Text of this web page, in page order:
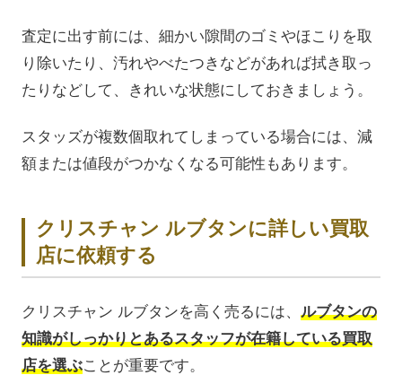
査定に出す前には、細かい隙間のゴミやほこりを取
り除いたり、汚れやべたつきなどがあれば拭き取っ
たりなどして、きれいな状態にしておきましょう。
スタッズが複数個取れてしまっている場合には、減
額または値段がつかなくなる可能性もあります。
クリスチャン ルブタンに詳しい買取
店に依頼する
クリスチャン ルブタンを高く売るには、 ルブタンの
知識がしっかりとあるスタッフが在籍している買取
店を選ぶことが重要です。